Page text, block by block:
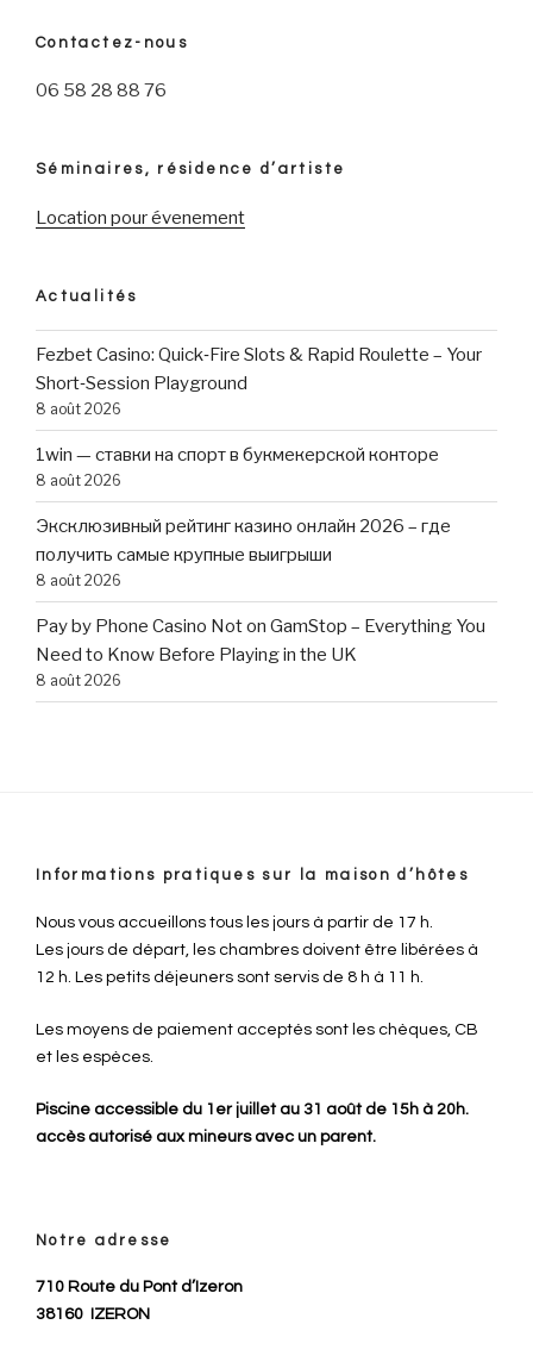
Arancel »
Contactez-nous
06 58 28 88 76
Séminaires, résidence d’artiste
Location pour évenement
Actualités
Fezbet Casino: Quick‑Fire Slots & Rapid Roulette – Your
Short‑Session Playground
8 août 2026
1win — ставки на спорт в букмекерской конторе
8 août 2026
Эксклюзивный рейтинг казино онлайн 2026 – где
получить самые крупные выигрыши
8 août 2026
Pay by Phone Casino Not on GamStop – Everything You
Need to Know Before Playing in the UK
8 août 2026
Informations pratiques sur la maison d’hôtes
Nous vous accueillons tous les jours à partir de 17 h.
Les jours de départ, les chambres doivent être libérées à
12 h. Les petits déjeuners sont servis de 8 h à 11 h.
Les moyens de paiement acceptés sont les chèques, CB
et les espèces.
Piscine accessible du 1er juillet au 31 août de 15h à 20h.
accès autorisé aux mineurs avec un parent.
Notre adresse
710 Route du Pont d’Izeron
38160
IZERON